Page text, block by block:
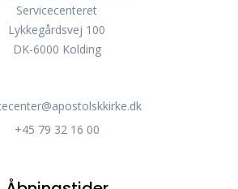
Servicecenteret
Lykkegårdsvej 100
DK-6000 Kolding
+45 79 32 16 00